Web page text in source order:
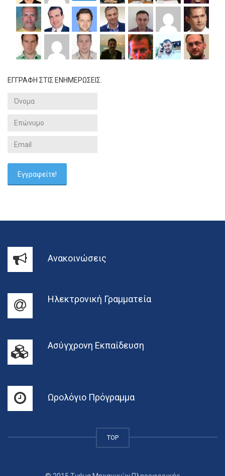
ΕΓΓΡΑΦΗ ΣΤΙΣ ΕΝΗΜΕΡΩΣΕΙΣ.
Ανακοινώσεις
Ηλεκτρονική Γραμματεία
Ασύγχρονη Εκπαίδευση
Ωρολόγιο Πρόγραμμα
TOP